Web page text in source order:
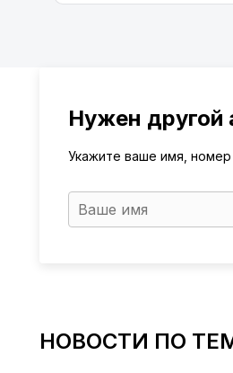
Нужен другой
Укажите ваше имя,
НОВОСТИ ПО